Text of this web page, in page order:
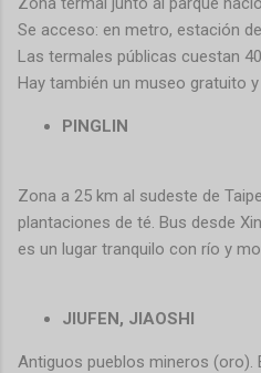
Se acceso: en metro, estación
Las termales públicas cuestan 40
Hay también un museo gratuito
PINGLIN
Zona a 25 km al sudeste de
plantaciones de té. Bus desde
es un lugar tranquilo con río y
JIUFEN, JIAOSHI
Antiguos pueblos mineros (oro).